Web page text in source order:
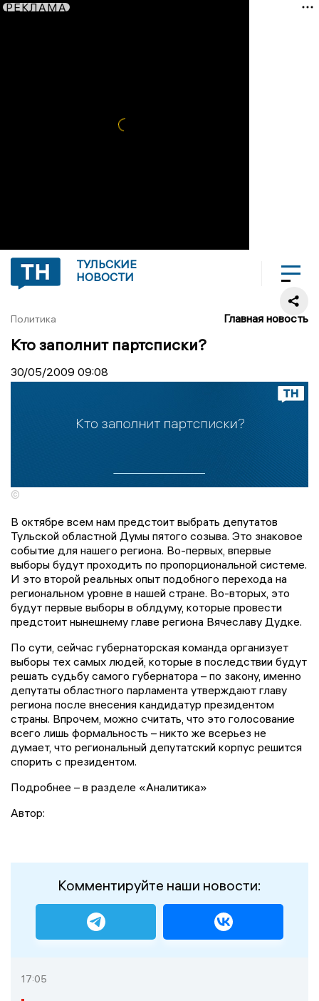
РЕКЛАМА
ТУЛЬСКИЕ
НОВОСТИ
Политика Главная новость
Кто заполнит партсписки?
30/05/2009 09:08
©
В октябре всем нам предстоит выбрать депутатов
Тульской областной Думы пятого созыва. Это знаковое
событие для нашего региона. Во-первых, впервые
выборы будут проходить по пропорциональной системе.
И это второй реальных опыт подобного перехода на
региональном уровне в нашей стране. Во-вторых, это
будут первые выборы в облдуму, которые провести
предстоит нынешнему главе региона Вячеславу Дудке.
По сути, сейчас губернаторская команда организует
выборы тех самых людей, которые в последствии будут
решать судьбу самого губернатора – по закону, именно
депутаты областного парламента утверждают главу
региона после внесения кандидатур президентом
страны. Впрочем, можно считать, что это голосование
всего лишь формальность – никто же всерьез не
думает, что региональный депутатский корпус решится
спорить с президентом.
Подробнее – в разделе «Аналитика»
Автор:
Комментируйте наши новости:
17:05